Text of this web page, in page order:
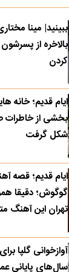
ببینید| مینا
بالاخره از
کردن
ایام قدیم؛ خانه
بخشی از خاطرات
شکل گرفت
ایام قدیم؛ قصه
گوگوش؛ دقیقا
تهران این آهنگ
آوازخوانی گلپا
سال‌های پایانی